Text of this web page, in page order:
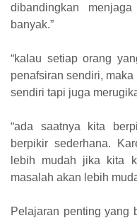
dibandingkan
banyak.”
“kalau setiap orang
penafsiran sendiri,
sendiri tapi juga
“ada saatnya kita
berpikir sederhana.
lebih mudah jika kita
masalah akan lebih
Pelajaran penting yang